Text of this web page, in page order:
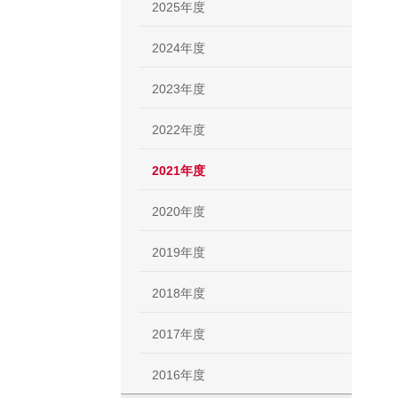
2025年度
2024年度
2023年度
2022年度
2021年度
2020年度
2019年度
2018年度
2017年度
2016年度